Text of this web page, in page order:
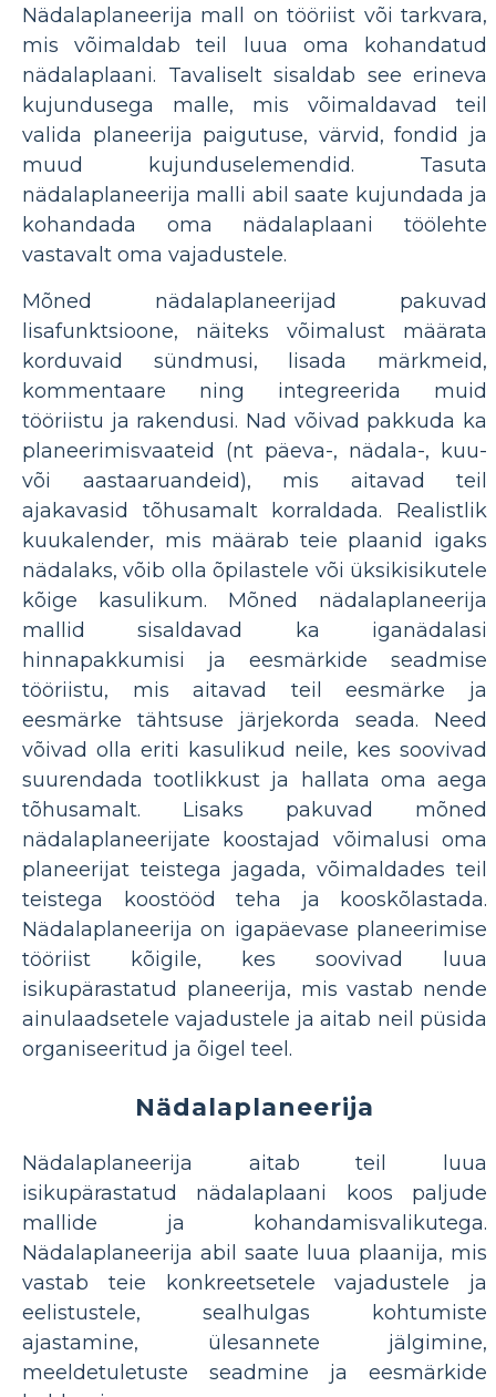
Nädalaplaneerija mall on tööriist või tarkvara,
mis võimaldab teil luua oma kohandatud
nädalaplaani. Tavaliselt sisaldab see erineva
kujundusega malle, mis võimaldavad teil
valida planeerija paigutuse, värvid, fondid ja
muud kujunduselemendid. Tasuta
nädalaplaneerija malli abil saate kujundada ja
kohandada oma nädalaplaani töölehte
vastavalt oma vajadustele.
Mõned nädalaplaneerijad pakuvad
lisafunktsioone, näiteks võimalust määrata
korduvaid sündmusi, lisada märkmeid,
kommentaare ning integreerida muid
tööriistu ja rakendusi. Nad võivad pakkuda ka
planeerimisvaateid (nt päeva-, nädala-, kuu-
või aastaaruandeid), mis aitavad teil
ajakavasid tõhusamalt korraldada. Realistlik
kuukalender, mis määrab teie plaanid igaks
nädalaks, võib olla õpilastele või üksikisikutele
kõige kasulikum. Mõned nädalaplaneerija
mallid sisaldavad ka iganädalasi
hinnapakkumisi ja eesmärkide seadmise
tööriistu, mis aitavad teil eesmärke ja
eesmärke tähtsuse järjekorda seada. Need
võivad olla eriti kasulikud neile, kes soovivad
suurendada tootlikkust ja hallata oma aega
tõhusamalt. Lisaks pakuvad mõned
nädalaplaneerijate koostajad võimalusi oma
planeerijat teistega jagada, võimaldades teil
teistega koostööd teha ja kooskõlastada.
Nädalaplaneerija on igapäevase planeerimise
tööriist kõigile, kes soovivad luua
isikupärastatud planeerija, mis vastab nende
ainulaadsetele vajadustele ja aitab neil püsida
organiseeritud ja õigel teel.
Nädalaplaneerija
Nädalaplaneerija aitab teil luua
isikupärastatud nädalaplaani koos paljude
mallide ja kohandamisvalikutega.
Nädalaplaneerija abil saate luua plaanija, mis
vastab teie konkreetsetele vajadustele ja
eelistustele, sealhulgas kohtumiste
ajastamine, ülesannete jälgimine,
meeldetuletuste seadmine ja eesmärkide